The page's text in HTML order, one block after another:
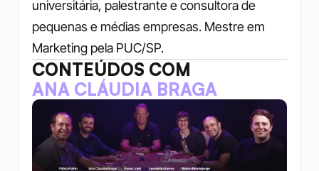
universitária, palestrante e consultora de
pequenas e médias empresas. Mestre em
Marketing pela PUC/SP.
CONTEÚDOS COM
ANA CLÁUDIA BRAGA